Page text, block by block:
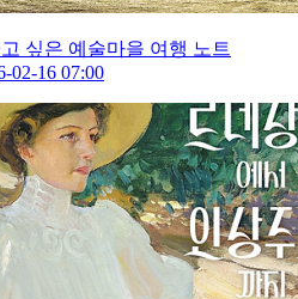
싶은 예술마을 여행 노트
02-16 07:00